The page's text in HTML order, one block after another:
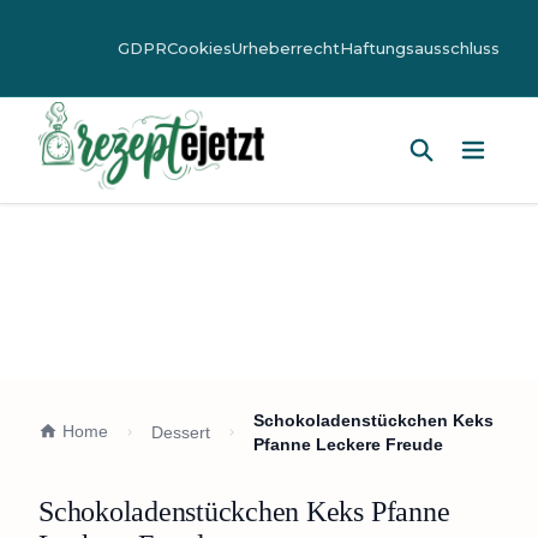
GDPRCookiesUrheberrechtHaftungsausschluss
Home Dessert
Schokoladenstückchen Keks
Pfanne Leckere Freude
Schokoladenstückchen Keks Pfanne